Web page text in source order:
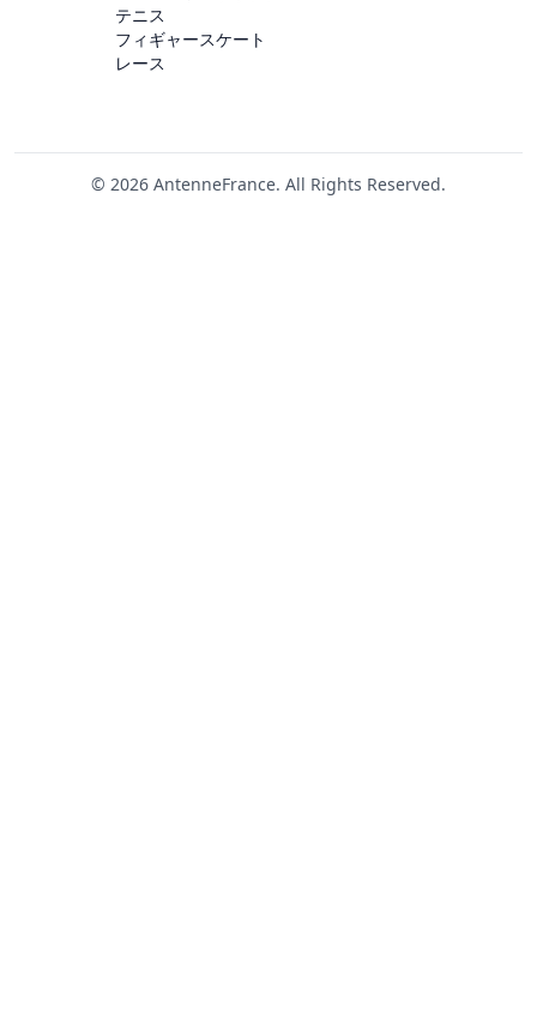
テニス
フィギャースケート
レース
© 2026 AntenneFrance. All Rights Reserved.